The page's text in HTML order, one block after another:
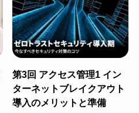
第3回 アクセス管理1 イン
ターネットブレイクアウト
導入のメリットと準備